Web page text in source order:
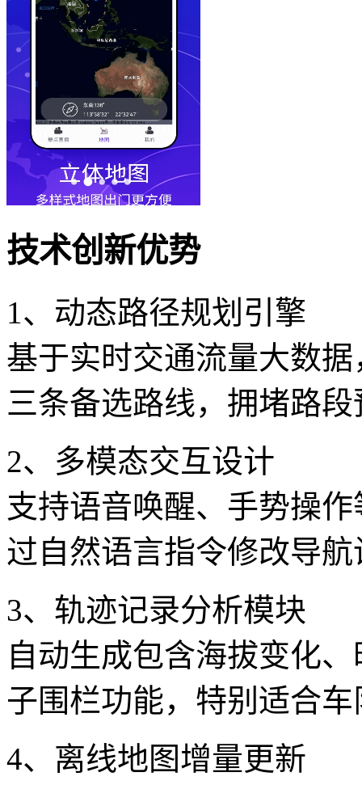
技术创新优势
1、动态路径规划引擎
基于实时交通流量大数
三条备选路线，拥堵路
2、多模态交互设计
支持语音唤醒、手势操
过自然语言指令修改导航
3、轨迹记录分析模块
自动生成包含海拔变化
子围栏功能，特别适合
4、离线地图增量更新